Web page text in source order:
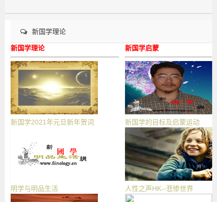
新国学理论
新国学理论
新国学2021年元旦新年贺词
明学与明品生活
新国学启蒙
新国学的目标及启蒙运动
人性之声HK--悲惨世界